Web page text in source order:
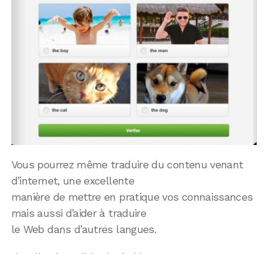
Vous pourrez même traduire du contenu venant
d’internet, une excellente
manière de mettre en pratique vos connaissances
mais aussi d’aider à traduire
le Web dans d’autres langues.